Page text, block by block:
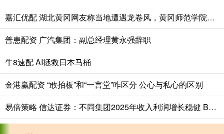
嘉汇优配 湖北黄冈网友称当地遭遇龙卷风，黄冈师范学院学生：体育场顶棚被掀翻，有人被教室碎玻璃划伤
普患配资 广汽集团：副总经理黄永强辞职
牛8速配 AI拯救日本马桶
金港赢配资 “敢拍板”和“一言堂”咋区分 公心与私心的区别
易倍策略 信达证券：不同集团2025年收入利润增长稳健 BeBeBus品牌快速发展